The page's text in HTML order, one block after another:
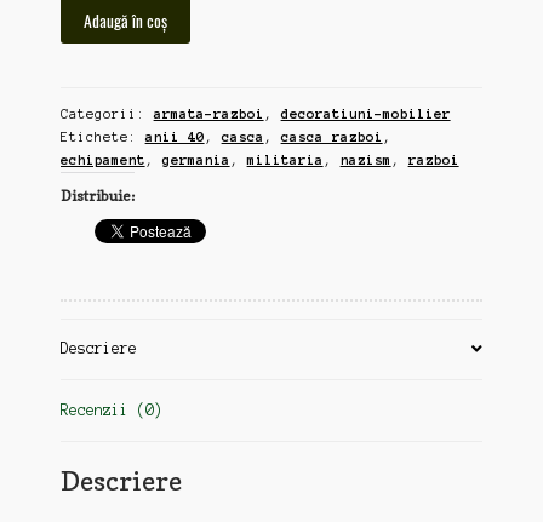
german,
ww2,
anii
40
(zz68)
Adaugă în coș
Categorii:armata-razboi ,decoratiuni-mobilier
Etichete:anii 40 ,casca ,casca razboi ,
echipament ,germania ,militaria , nazism , razboi
Distribuie:
Descriere
Recenzii (0)
Descriere